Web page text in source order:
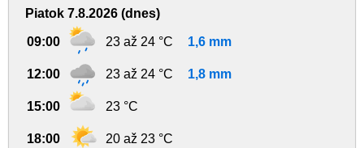
Piatok 7.8.2026 (dnes)
09:00 23 až 24 °C 1,6 mm
12:00 23 až 24 °C 1,8 mm
15:00 23 °C
18:00 20 až 23 °C